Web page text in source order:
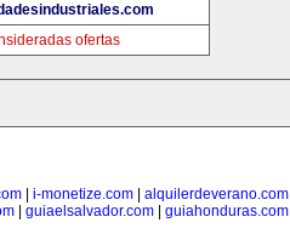
ofertas
| i-monetize.com| alquilerdeverano.com|
guiaelsalvador.com guiahonduras.com